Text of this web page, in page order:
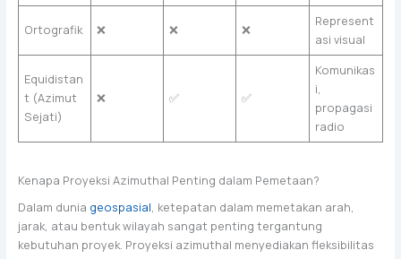
Ortografik ❌ ❌ ❌
Represent
asi visual
Equidistan
t (Azimut
Sejati)
❌ ✅ ✅
Komunikas
i,
propagasi
radio
Kenapa Proyeksi Azimuthal Penting dalam Pemetaan?
Dalam dunia geospasial, ketepatan dalam memetakan arah,
jarak, atau bentuk wilayah sangat penting tergantung
kebutuhan proyek. Proyeksi azimuthal menyediakan fleksibilitas